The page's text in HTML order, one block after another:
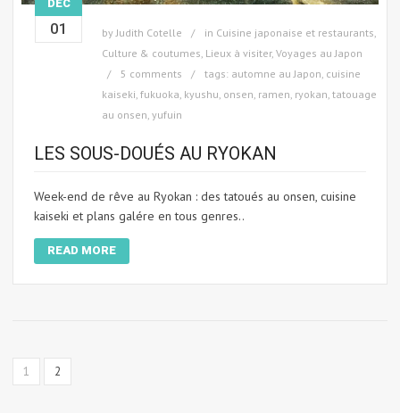
DÉC
01 by Judith Cotelle in Cuisine japonaise et restaurants
Culture & coutumes Lieux à visiter, Voyages au Japon
5 comments
tags: automne au Japon cuisine
kaiseki fukuoka kyushu onsen ramen ryokan tatouage
au onsen yufuin
LES SOUS-DOUÉS AU RYOKAN
Week-end de rêve au Ryokan : des tatoués au onsen, cuisine
kaiseki et plans galére en tous genres..
READ MORE
1 2